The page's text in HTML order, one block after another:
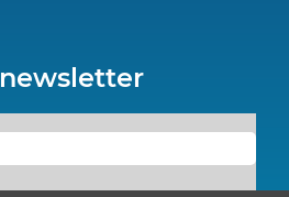
newsletter